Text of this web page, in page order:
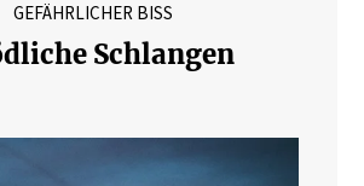
GEFÄHRLICHER BISS
Schlangen